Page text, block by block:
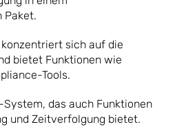
Paket.
sich auf die
bietet Funktionen wie
Tools.
System, das auch Funktionen
und Zeitverfolgung bietet.